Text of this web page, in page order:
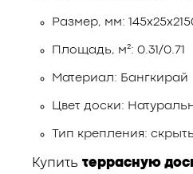
Размер, мм:
Площадь, м²: 0.31/0.71
Материал: Бангкирай
Цвет доски:
Тип крепления:
Купить террасную